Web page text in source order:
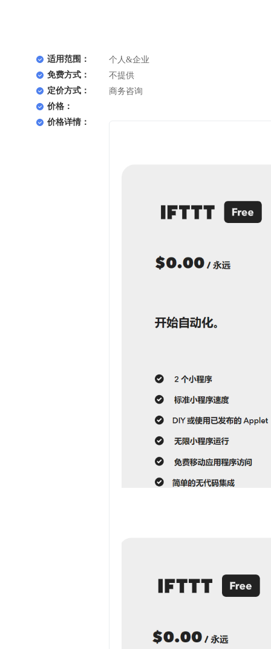
适用范围：
个人&企业
免费方式：
不提供
定价方式：
商务咨询
价格：
价格详情：